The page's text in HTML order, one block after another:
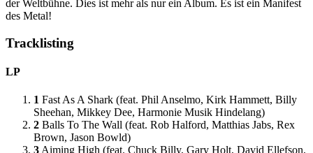
der Weltbühne. Dies ist mehr als nur ein Album. Es ist ein Manifest
des Metal!
Tracklisting
LP
1 Fast As A Shark (feat. Phil Anselmo, Kirk Hammett, Billy
Sheehan, Mikkey Dee, Harmonie Musik Hindelang)
2 Balls To The Wall (feat. Rob Halford, Matthias Jabs, Rex
Brown, Jason Bowld)
3 Aiming High (feat. Chuck Billy, Gary Holt, David Ellefson,